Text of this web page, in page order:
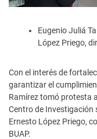
Eugenio Juliá
López Priego,
Con el interés de
garantizar el
Ramírez tomó protesta
Centro de Investigación
Ernesto López Priego,
BUAP.